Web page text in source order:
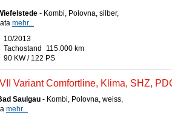
- Kombi, Polovna, silber,
mehr...
10/2013
Tachostand
115.000 km
90 KW / 122 PS
Variant Comfortline, Klima, SHZ,
Saulgau - Kombi, Polovna, weiss,
mehr...